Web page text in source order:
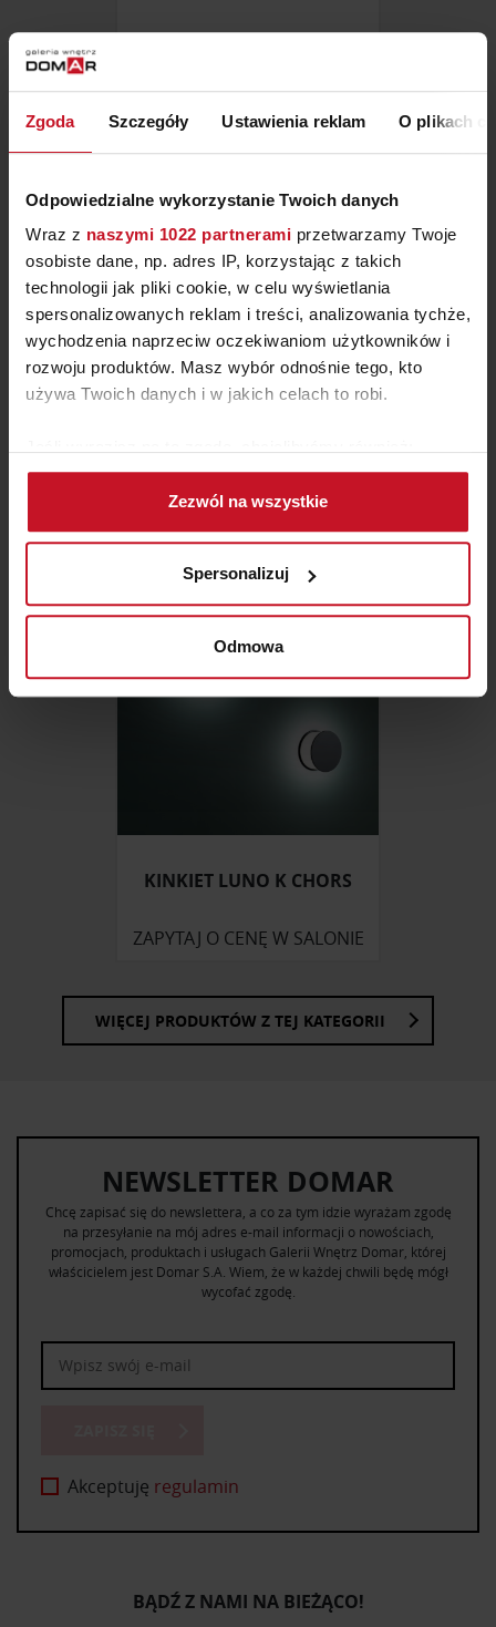
Zgoda Szczegóły Ustawienia reklam O plikach
Odpowiedzialne wykorzystanie Twoich danych
Wraz z naszymi 1022 partnerami przetwarzamy Twoje
osobiste dane, np. adres IP, korzystając z takich
technologii jak pliki cookie, w celu wyświetlania
spersonalizowanych reklam i treści, analizowania tychże,
wychodzenia naprzeciw oczekiwaniom użytkowników i
rozwoju produktów. Masz wybór odnośnie tego, kto
używa Twoich danych i w jakich celach to robi.
Gromadzić dane dotyczące Twojej lokalizacji
geograficznej z dokładnością nawet do kilku metrów
Identyfikować Twoje urządzenie, aktywnie
(fingerprinting, czyli wirtualny odcisk palca)
Dowiedz się więcej odnośnie tego, jak Twoje osobiste
dane są przetwarzane oraz ustaw własne preferencje w
zmienić lub wycofać swoją zgodę w dowolnej chwili.
Wykorzystujemy pliki cookie do spersonalizowania treści
i reklam, aby oferować funkcje społecznościowe i
Partnerzy mogą połączyć te informacje z innymi danymi
korzystania z ich usług.
Zezwól na wszystkie
Spersonalizuj
Odmowa
ZAPYTAJ O CENĘ W SALONIE
WISZĄCA LAMPA SENAI
KINKIET LUNO K CHORS
ZAPYTAJ O CENĘ W SALONIE
WIĘCEJ PRODUKTÓW Z TEJ KATEGORII
NEWSLETTER DOMAR
Chcę zapisać się do newslettera, a co za tym idzie wyrażam zgodę
na przesyłanie na mój adres e-mail informacji o nowościach,
promocjach, produktach i usługach Galerii Wnętrz Domar, której
właścicielem jest Domar S.A. Wiem, że w każdej chwili będę mógł
wycofać zgodę.
Akceptuję regulamin
BĄDŹ Z NAMI NA BIEŻĄCO!